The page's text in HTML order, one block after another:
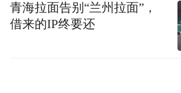
青海拉面告别“兰州拉面”，
借来的IP终要还